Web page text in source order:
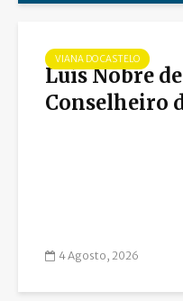
VIANA DO CASTELO
Luís Nobre
Conselheiro
4 Agosto, 2026